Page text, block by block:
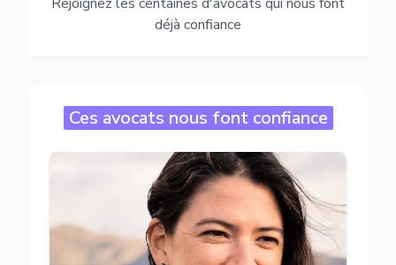
déjà confiance
Ces avocats nous font confiance